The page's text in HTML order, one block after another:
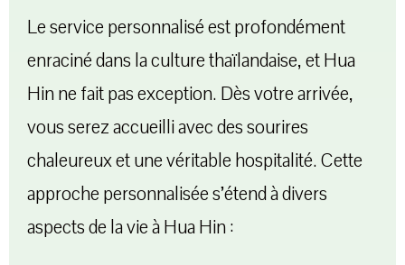
Le service personnalisé est profondément
enraciné dans la culture thaïlandaise, et Hua
Hin ne fait pas exception. Dès votre arrivée,
vous serez accueilli avec des sourires
chaleureux et une véritable hospitalité. Cette
approche personnalisée s’étend à divers
aspects de la vie à Hua Hin :